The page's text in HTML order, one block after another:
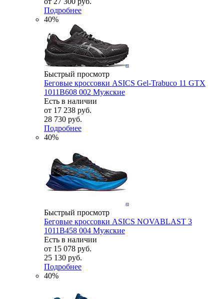
Подробнее
40%
Быстрый просмотр
Беговые кроссовки ASICS Gel-Trabuco 11 GTX
1011B608 002 Мужские
Есть в наличии
от 17 238 руб.
28 730 руб.
Подробнее
40%
Быстрый просмотр
Беговые кроссовки ASICS NOVABLAST 3
1011B458 004 Мужские
Есть в наличии
от 15 078 руб.
25 130 руб.
Подробнее
40%